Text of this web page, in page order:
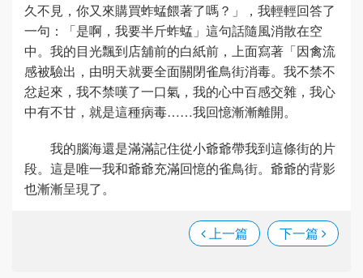
久不見，你又來購買蚱蜢餵著了嗎？」，我輕輕回答了
一句：「是啊，我要半斤蚱蜢」這句話隨風消散在空
中。我的目光飄到店舖前的白紙前，上面寫著「因禽流
感被驗出，由明天就要全面關閉雀鳥街消毒。我不禁不
忿起來，我不禁嘆了一口氣，我的心中百感交雜，我心
中有不甘，就是這種病毒……我回憶漸漸離開。
我的腦海還是滿滿記住從小爺爺帶我到這條街的片
段。這是唯一我和爺爺充滿回憶的雀鳥街。爺爺的背影
也漸漸呈現了。
上一篇 下一篇